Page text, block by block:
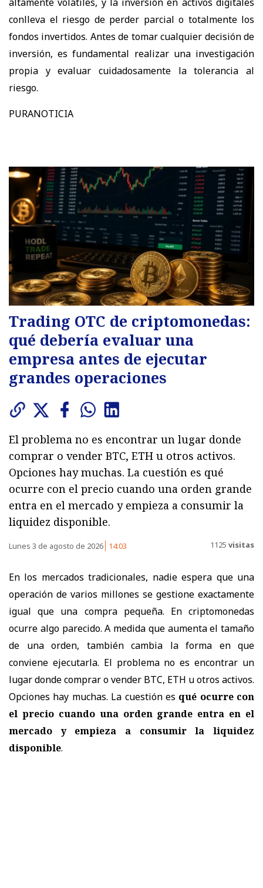
conlleva el riesgo de perder parcial o totalmente los
fondos invertidos. Antes de tomar cualquier decisión de
inversión, es fundamental realizar una investigación
propia y evaluar cuidadosamente la tolerancia al
riesgo.
PURANOTICIA
Trading OTC de criptomonedas:
qué debería evaluar una
empresa antes de ejecutar
grandes operaciones
El problema no es encontrar un lugar donde
comprar o vender BTC, ETH u otros activos.
Opciones hay muchas. La cuestión es qué
ocurre con el precio cuando una orden grande
entra en el mercado y empieza a consumir la
liquidez disponible.
Lunes 3 de agosto de 2026 14:03 1125 visitas
En los mercados tradicionales, nadie espera que una
operación de varios millones se gestione exactamente
igual que una compra pequeña. En criptomonedas
ocurre algo parecido. A medida que aumenta el tamaño
de una orden, también cambia la forma en que
conviene ejecutarla. El problema no es encontrar un
lugar donde comprar o vender BTC, ETH u otros activos.
Opciones hay muchas. La cuestión es qué ocurre con
el precio cuando una orden grande entra en el
mercado y empieza a consumir la liquidez
disponible.